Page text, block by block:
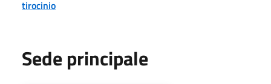
tirocinio
Sede principale